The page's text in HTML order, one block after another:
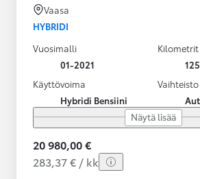
Vaasa
HYBRIDI
Vuosimalli
01-2021
Kilometrit
Käyttövoima
Hybridi Bensiini
Vaihteisto
Näytä lisää
20 980,00 €
283,37 € / kk